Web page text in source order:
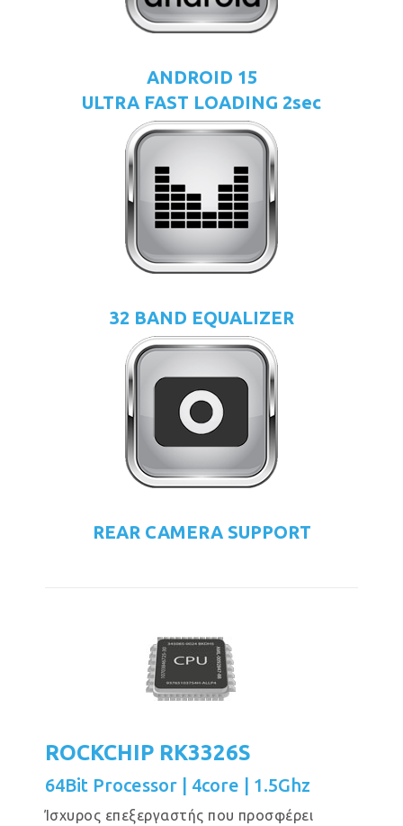
ANDROID 15
ULTRA FAST LOADING 2sec
32 BAND EQUALIZER
REAR CAMERA SUPPORT
ROCKCHIP RK3326S
64Bit Processor | 4core | 1.5Ghz
Ίσχυρος επεξεργαστής που προσφέρει